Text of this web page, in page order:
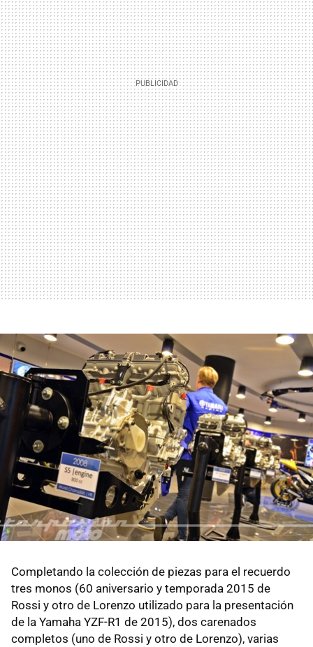
Completando la colección de piezas para el recuerdo
tres monos (60 aniversario y temporada 2015 de
Rossi y otro de Lorenzo utilizado para la presentación
de la Yamaha YZF-R1 de 2015), dos carenados
completos (uno de Rossi y otro de Lorenzo), varias